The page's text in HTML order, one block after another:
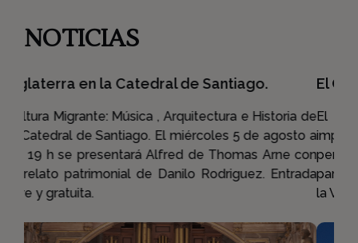
NOTICIAS
El Camino de Santiago en la ciudad
El Deán de la Catedral, Mons. Héctor Gallardo
impartirá la bendición de envío a los más de 300
peregrinos que el sábado 1 de agosto a las 7:30 AM
partirán desde la Catedral en una nueva edición de
la Vía de los Andes ...